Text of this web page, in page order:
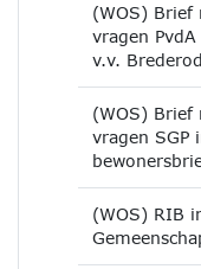
(WOS)
vragen
v.v.
(WOS)
vragen SGP
(WOS) RIB